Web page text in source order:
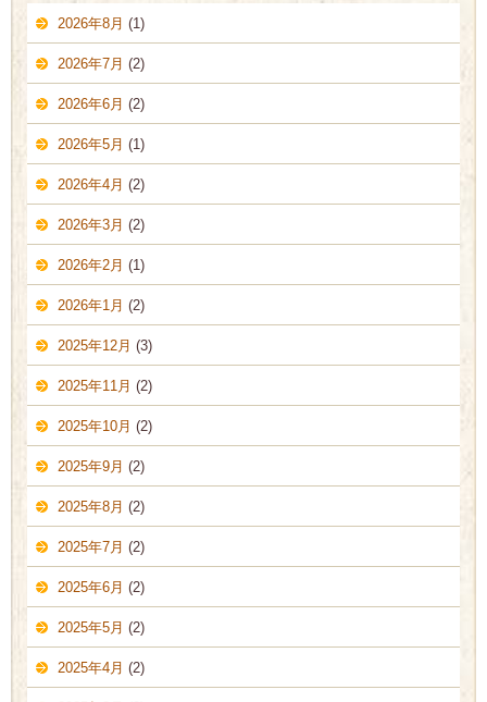
2026年8月 (1)
2026年7月 (2)
2026年6月 (2)
2026年5月 (1)
2026年4月 (2)
2026年3月 (2)
2026年2月 (1)
2026年1月 (2)
2025年12月 (3)
2025年11月 (2)
2025年10月 (2)
2025年9月 (2)
2025年8月 (2)
2025年7月 (2)
2025年6月 (2)
2025年5月 (2)
2025年4月 (2)